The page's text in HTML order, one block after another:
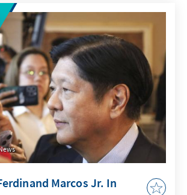
Ziele verfolgt das Rentenpaket
zu bewerten und wie könnte eine
generationengerechte Rente
Antworten auf diese Fragen
Kurzum „Das Rentenpaket II:
statt
Marcos Jr. In